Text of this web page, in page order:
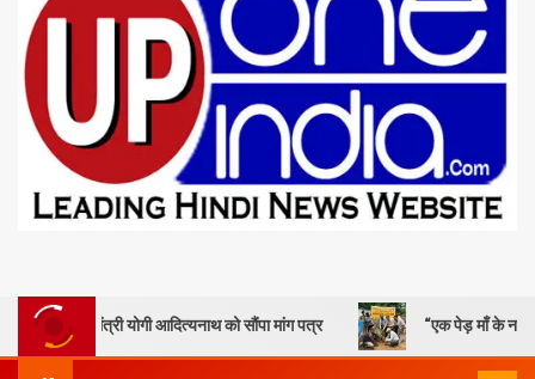
योगी आदित्यनाथ को सौंपा मांग पत्र “एक पेड़ माँ के नाम” – सेण्ट